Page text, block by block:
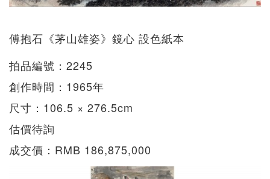
傅抱石《茅山雄姿》鏡心 設色紙本
拍品編號：2245
創作時間：1965年
尺寸：106.5 × 276.5cm
估價待詢
成交價：RMB 186,875,000